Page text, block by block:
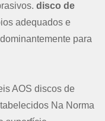
disco de
adequados e
para
AOS discos de
Na Norma